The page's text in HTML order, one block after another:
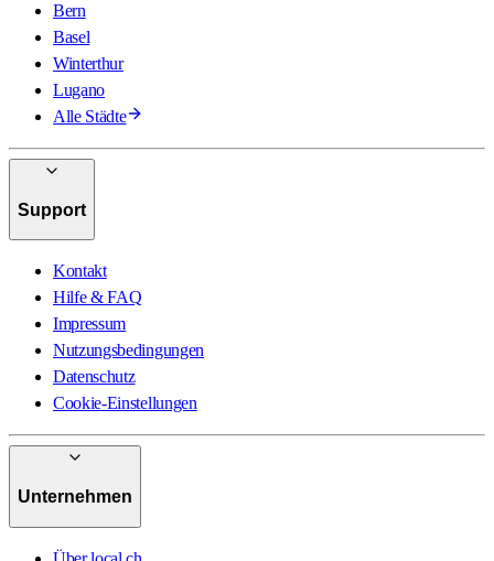
Bern
Basel
Winterthur
Lugano
Alle Städte
Support
Kontakt
Hilfe & FAQ
Impressum
Nutzungsbedingungen
Datenschutz
Cookie-Einstellungen
Unternehmen